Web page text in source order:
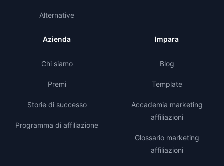
Alternative
Azienda
Chi siamo
Premi
Storie di successo
Programma di affiliazione
Impara
Blog
Template
Accademia marketing
affiliazioni
Glossario marketing
affiliazioni